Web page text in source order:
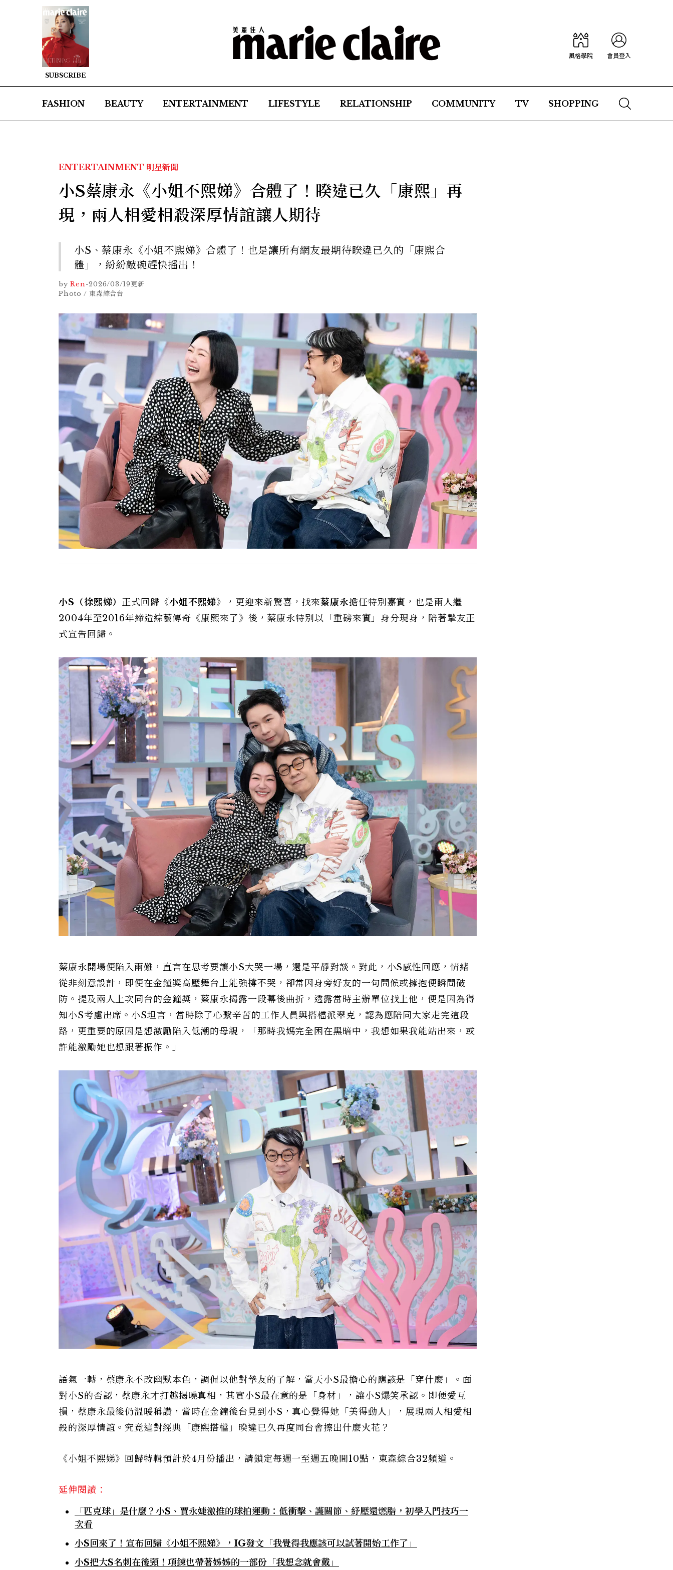
SUBSCRIBE
風格學院 會員登入
FASHION BEAUTY ENTERTAINMENT LIFESTYLE RELATIONSHIP COMMUNITY TV SHOPPING
ENTERTAINMENT 明星新聞
小S蔡康永《小姐不熙娣》合體了！睽違已久「康熙」再
現，兩人相愛相殺深厚情誼讓人期待
小S、蔡康永《小姐不熙娣》合體了！也是讓所有網友最期待睽違已久的「康熙合
體」，紛紛敲碗趕快播出！
by Ren-2026/03/19更新
Photo / 東森綜合台
小S（徐熙娣） 正式回歸 《小姐不熙娣》 ，更迎來新驚喜，找來蔡康永擔任特別嘉賓，也是兩人繼
2004年至2016年締造綜藝傳奇《康熙來了》後，蔡康永特別以「重磅來賓」身分現身，陪著摯友正
式宣告回歸。
蔡康永開場便陷入兩難，直言在思考要讓小S大哭一場，還是平靜對談。對此，小S感性回應，情緒
從非刻意設計，即便在金鐘獎高壓舞台上能強撐不哭，卻常因身旁好友的一句問候或擁抱便瞬間破
防。提及兩人上次同台的金鐘獎，蔡康永揭露一段幕後曲折，透露當時主辦單位找上他，便是因為得
知小S考慮出席。小S坦言，當時除了心繫辛苦的工作人員與搭檔派翠克，認為應陪同大家走完這段
路，更重要的原因是想激勵陷入低潮的母親，「那時我媽完全困在黑暗中，我想如果我能站出來，或
許能激勵她也想跟著振作。」
語氣一轉，蔡康永不改幽默本色，調侃以他對摯友的了解，當天小S最擔心的應該是「穿什麼」。面
對小S的否認，蔡康永才打趣揭曉真相，其實小S最在意的是「身材」，讓小S爆笑承認。即便愛互
損，蔡康永最後仍溫暖稱讚，當時在金鐘後台見到小S，真心覺得她「美得動人」，展現兩人相愛相
殺的深厚情誼。究竟這對經典「康熙搭檔」暌違已久再度同台會擦出什麼火花？
《小姐不熙娣》回歸特輯預計於4月份播出，請鎖定每週一至週五晚間10點，東森綜合32頻道。
延伸閱讀：
「匹克球」是什麼？小S、賈永婕激推的球拍運動：低衝擊、護關節、紓壓還燃脂，初學入門技巧一
次看
小S回來了！宣布回歸《小姐不熙娣》，IG發文「我覺得我應該可以試著開始工作了」
小S把大S名刺在後頸！項鍊也帶著姊姊的一部份「我想念就會戴」